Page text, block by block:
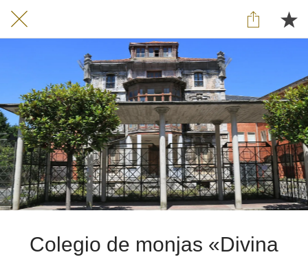
Colegio de monjas «Divina